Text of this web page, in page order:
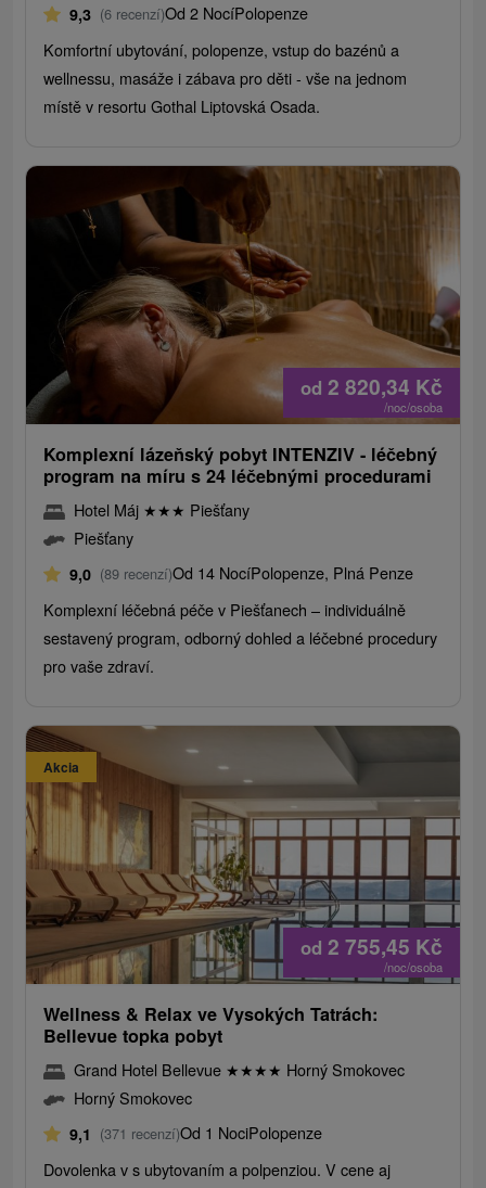
9,3 (6 recenzí)Od 2 NocíPolopenze
Komfortní ubytování, polopenze, vstup do bazénů a
wellnessu, masáže i zábava pro děti - vše na jednom
místě v resortu Gothal Liptovská Osada.
od 2 820,34 Kč
/noc/osoba
Komplexní lázeňský pobyt INTENZIV - léčebný
program na míru s 24 léčebnými procedurami
Hotel Máj ★★★ Piešťany
Piešťany
9,0 (89 recenzí)Od 14 NocíPolopenze, Plná Penze
Komplexní léčebná péče v Piešťanech – individuálně
sestavený program, odborný dohled a léčebné procedury
pro vaše zdraví.
Akcia
od 2 755,45 Kč
/noc/osoba
Wellness & Relax ve Vysokých Tatrách:
Bellevue topka pobyt
Grand Hotel Bellevue ★★★★ Horný Smokovec
Horný Smokovec
9,1 (371 recenzí)Od 1 NociPolopenze
Dovolenka v s ubytovaním a polpenziou. V cene aj